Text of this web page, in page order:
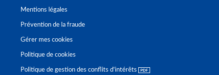
Mentions légales
Prévention de la fraude
Gérer mes cookies
Politique de cookies
Politique de gestion des conflits d'intérêts